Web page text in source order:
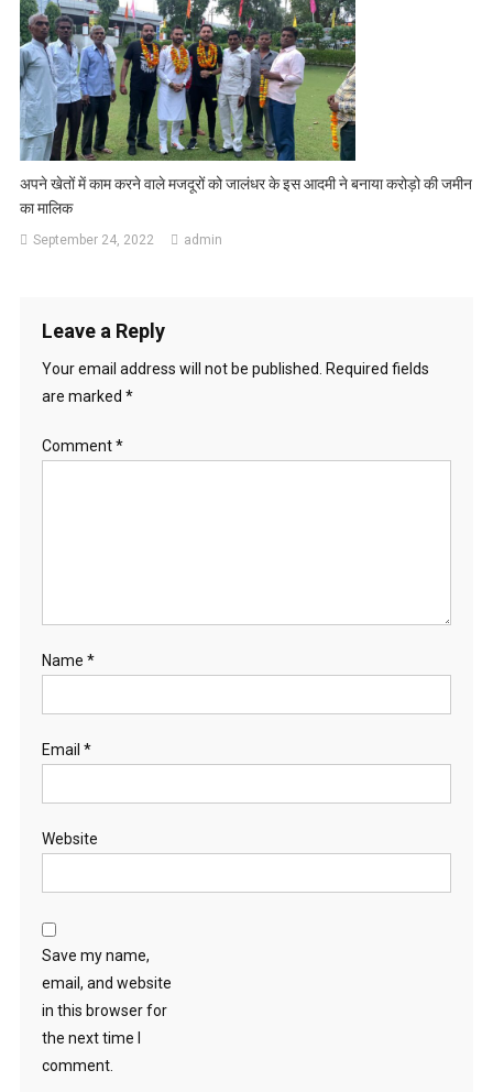
अपने खेतों में काम करने वाले मजदूरों को जालंधर के इस आदमी ने बनाया करोड़ो की जमीन
का मालिक
September 24, 2022 admin
Leave a Reply
Your email address will not be published.
Required fields
are marked *
Comment*
Name *
Email *
Website
Save my name,
email, and website
in this browser for
the next time I
comment.